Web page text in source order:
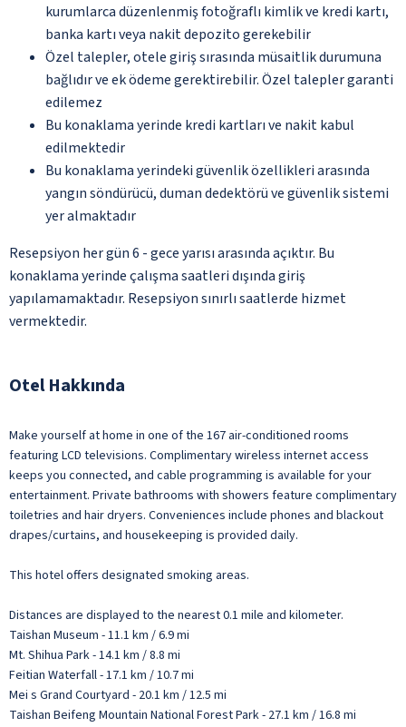
kurumlarca düzenlenmiş fotoğraflı kimlik ve kredi kartı,
banka kartı veya nakit depozito gerekebilir
Özel talepler, otele giriş sırasında müsaitlik durumuna
bağlıdır ve ek ödeme gerektirebilir. Özel talepler garanti
edilemez
Bu konaklama yerinde kredi kartları ve nakit kabul
edilmektedir
Bu konaklama yerindeki güvenlik özellikleri arasında
yangın söndürücü, duman dedektörü ve güvenlik sistemi
yer almaktadır
Resepsiyon her gün 6 - gece yarısı arasında açıktır. Bu
konaklama yerinde çalışma saatleri dışında giriş
yapılamamaktadır. Resepsiyon sınırlı saatlerde hizmet
vermektedir.
Otel Hakkında
Make yourself at home in one of the 167 air-conditioned rooms
featuring LCD televisions. Complimentary wireless internet access
keeps you connected, and cable programming is available for your
entertainment. Private bathrooms with showers feature complimentary
toiletries and hair dryers. Conveniences include phones and blackout
drapes/curtains, and housekeeping is provided daily.
This hotel offers designated smoking areas.
Distances are displayed to the nearest 0.1 mile and kilometer.
Taishan Museum - 11.1 km / 6.9 mi
Mt. Shihua Park - 14.1 km / 8.8 mi
Feitian Waterfall - 17.1 km / 10.7 mi
Mei s Grand Courtyard - 20.1 km / 12.5 mi
Taishan Beifeng Mountain National Forest Park - 27.1 km / 16.8 mi